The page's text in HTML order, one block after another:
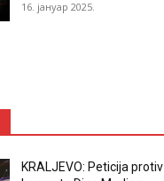
16. јануар 2025.
KRALJEVO: Peticija protiv